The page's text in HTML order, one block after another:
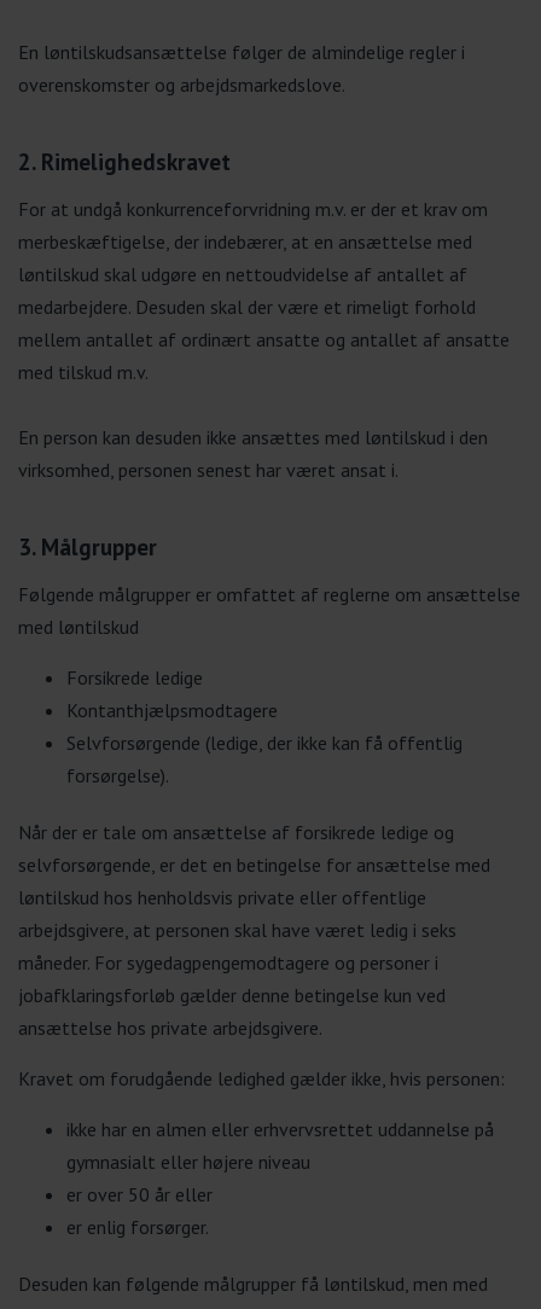
En løntilskudsansættelse følger de almindelige regler i
overenskomster og arbejdsmarkedslove.
2. Rimelighedskravet
For at undgå konkurrenceforvridning m.v. er der et krav om
merbeskæftigelse, der indebærer, at en ansættelse med
løntilskud skal udgøre en nettoudvidelse af antallet af
medarbejdere. Desuden skal der være et rimeligt forhold
mellem antallet af ordinært ansatte og antallet af ansatte
med tilskud m.v.
En person kan desuden ikke ansættes med løntilskud i den
virksomhed, personen senest har været ansat i.
3. Målgrupper
Følgende målgrupper er omfattet af reglerne om ansættelse
med løntilskud
Forsikrede ledige
Kontanthjælpsmodtagere
Selvforsørgende (ledige, der ikke kan få offentlig
forsørgelse).
Når der er tale om ansættelse af forsikrede ledige og
selvforsørgende, er det en betingelse for ansættelse med
løntilskud hos henholdsvis private eller offentlige
arbejdsgivere, at personen skal have været ledig i seks
måneder. For sygedagpengemodtagere og personer i
jobafklaringsforløb gælder denne betingelse kun ved
ansættelse hos private arbejdsgivere.
Kravet om forudgående ledighed gælder ikke, hvis personen:
ikke har en almen eller erhvervsrettet uddannelse på
gymnasialt eller højere niveau
er over 50 år eller
er enlig forsørger.
Desuden kan følgende målgrupper få løntilskud, men med